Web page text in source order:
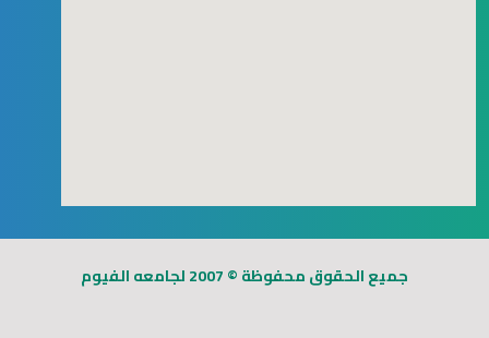
free goggle map
جميع الحقوق محفوظة © 2007 لجامعه الفيوم